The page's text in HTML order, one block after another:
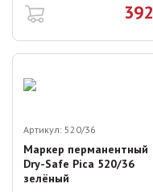
392
Артикул: 520/36
Маркер перманентный
Dry-Safe Pica 520/36
зелёный